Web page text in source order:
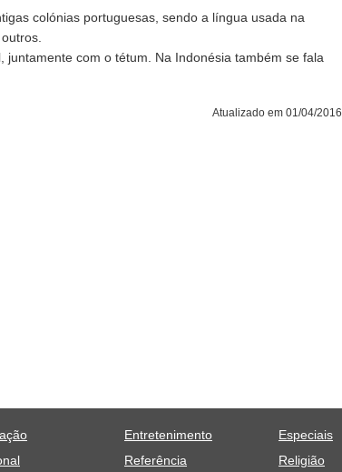
colónias portuguesas, sendo a língua usada na
com o tétum. Na Indonésia também se fala
Atualizado em 01/04/2016
Entretenimento Especiais
Referência Religião